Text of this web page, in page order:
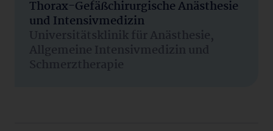
Thorax-Gefäßchirurgische Anästhesie
und Intensivmedizin
Universitätsklinik für Anästhesie,
Allgemeine Intensivmedizin und
Schmerztherapie